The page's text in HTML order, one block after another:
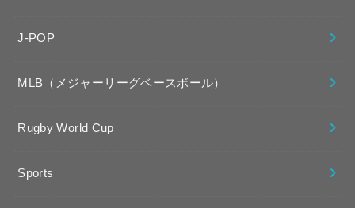
J-POP
MLB（メジャーリーグベースボール）
Rugby World Cup
Sports